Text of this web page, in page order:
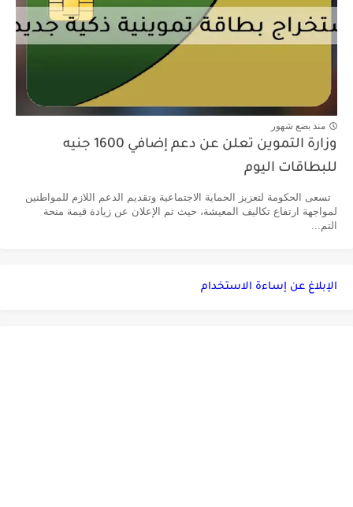
منذ بضع شهور
وزارة التموين تعلن عن دعم إضافي 1600 جنيه
للبطاقات اليوم
تسعى الحكومة لتعزيز الحماية الاجتماعية وتقديم الدعم اللازم للمواطنين
لمواجهة ارتفاع تكاليف المعيشة، حيث تم الإعلان عن زيادة قيمة منحة
التم...
الإبلاغ عن إساءة الاستخدام